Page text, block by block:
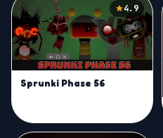
4.9
Sprunki Phase 56